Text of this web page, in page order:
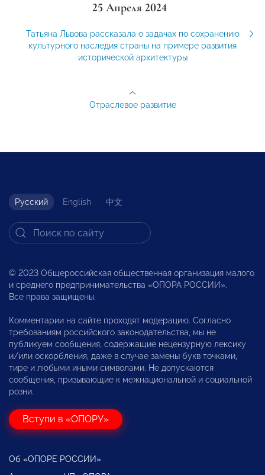
25 Апреля 2024
Татьяна Львова рассказала о задачах по сохранению
культурного наследия страны на примере развития
исторической архитектуры
Отраслевое развитие
Русский English 中文
© 2023 Общероссийская общественная организация малого
и среднего предпринимательства «ОПОРА РОССИИ».
Все права защищены.
Комментарии на сайте проходят модерацию. Согласно
требованиям российского законодательства, мы не
публикуем сообщения, содержащие нецензурную лексику
и/или оскорбления, даже в случае замены букв точками,
тире и любыми иными символами. Не допускаются
сообщения, призывающие к межнациональной и социальной
розни.
Вступи в «ОПОРУ»
Об «ОПОРЕ РОССИИ»